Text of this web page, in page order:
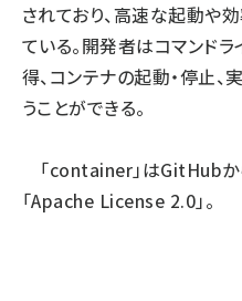
されており、高速な起動や
ている。開発者はコマンド
得、コンテナの起動・停止
うことができる。
「container」はGitHub
「Apache License 2.0」。